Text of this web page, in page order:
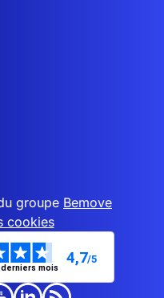
groupe Bemove
cookies
mois
4,7/5